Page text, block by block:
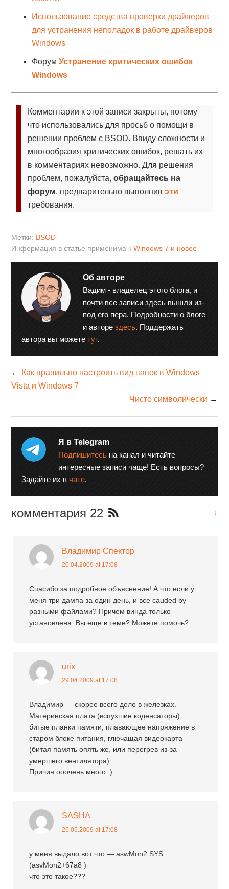
Использование средства проверки драйверов
для устранения неполадок в работе драйверов
Windows
ФорумУстранение критических ошибок
Windows
Комментарии к этой записи закрыты, потому
что использовались для просьб о помощи в
решении проблем с BSOD. Ввиду сложности и
многообразия критических ошибок, решать их
в комментариях невозможно. Для решения
проблем, пожалуйста,обращайтесь на
форум, предварительно выполнивэти
требования.
Метки: BSOD
Информация в статье применима кWindows 7 и новее
Об авторе
Вадим - владелец этого блога, и
почти все записи здесь вышли из-
под его пера. Подробности о блоге
и авторездесь. Поддержать
автора вы можететут.
← Как правильно настроить вид папок в Windows
Vista и Windows 7
Чисто символически →
Я в Telegram
Подпишитесь на канал и читайте
интересные записи чаще! Есть вопросы?
Задайте их вчате.
комментария 22 ↓
Владимир Спектор
20.04.2009 at 17:08
Спасибо за подробное объяснение! А что если у
меня три дампа за один день, и все cauded by
разными файлами? Причем винда только
установлена. Вы еще в теме? Можете помочь?
urix
29.04.2009 at 17:08
Владимир — скорее всего дело в железках.
Материнская плата (вспухшие коденсаторы),
битые планки памяти, плавающее напряжение в
старом блоке питания, глючащая видеокарта
(битая память опять же, или перегрев из-за
умершего вентилятора)
Причин ооочень много :)
SASHA
26.05.2009 at 17:08
у меня выдало вот что — aswMon2.SYS
(asvMon2+67a8 )
что это такое???